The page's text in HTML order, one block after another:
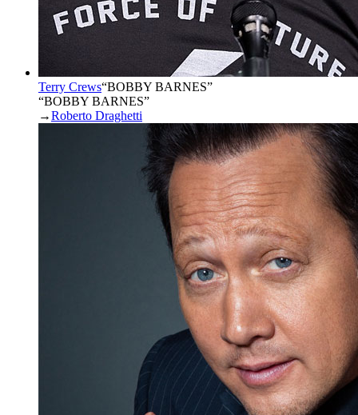
Terry Crews“BOBBY BARNES”
“BOBBY BARNES”
→Roberto Draghetti